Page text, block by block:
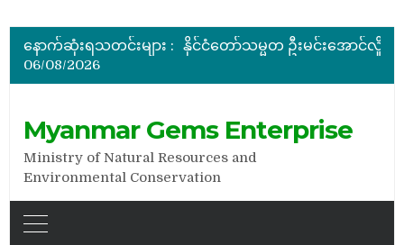
နောက်ဆုံးရသတင်းများ :
အိတ်ဖွင့်တင်ဒါခေါ်ယူခြင်း
06/08/2026
Myanmar Gems Enterprise
Ministry of Natural Resources and
Environmental Conservation